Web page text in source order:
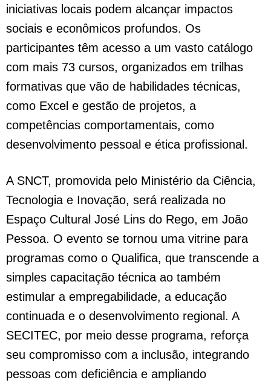
iniciativas locais podem alcançar impactos
sociais e econômicos profundos. Os
participantes têm acesso a um vasto catálogo
com mais 73 cursos, organizados em trilhas
formativas que vão de habilidades técnicas,
como Excel e gestão de projetos, a
competências comportamentais, como
desenvolvimento pessoal e ética profissional.
A SNCT, promovida pelo Ministério da Ciência,
Tecnologia e Inovação, será realizada no
Espaço Cultural José Lins do Rego, em João
Pessoa. O evento se tornou uma vitrine para
programas como o Qualifica, que transcende a
simples capacitação técnica ao também
estimular a empregabilidade, a educação
continuada e o desenvolvimento regional. A
SECITEC, por meio desse programa, reforça
seu compromisso com a inclusão, integrando
pessoas com deficiência e ampliando